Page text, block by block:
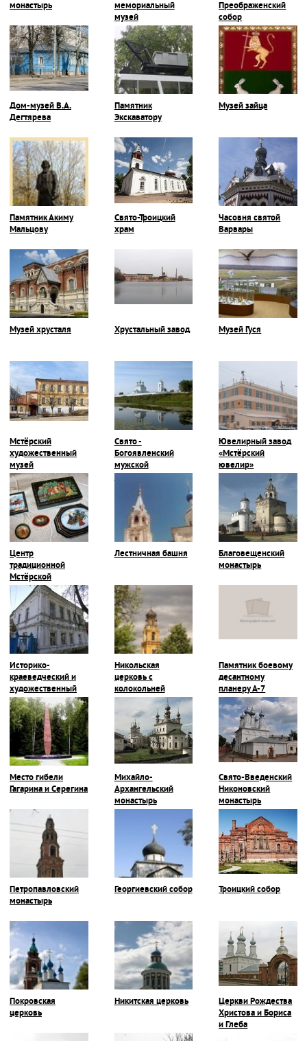
монастырь
мемориальный
музей
Преображенский
собор
Дом-музей В.А.
Дегтярева
Памятник
Экскаватору
Музей зайца
Памятник Акиму
Мальцову
Свято-Троицкий
храм
Часовня святой
Варвары
Музей хрусталя Хрустальный завод Музей Гуся
Мстёрский
художественный
музей
Свято -
Богоявленский
мужской
Ювелирный завод
«Мстёрский
ювелир»
Центр
традиционной
Мстёрской
миниатюры
Лестничная башня
Благовещенский
монастырь
Историко-
краеведческий и
художественный
музей
Никольская
церковь с
колокольней
Памятник боевому
десантному
планеру А-7
Место гибели
Гагарина и Серегина
Михайло-
Архангельский
монастырь
Свято-Введенский
Никоновский
монастырь
Петропавловский
монастырь
Георгиевский собор Троицкий собор
Покровская
церковь
Никитская церковь
Церкви Рождества
Христова и Бориса
и Глеба